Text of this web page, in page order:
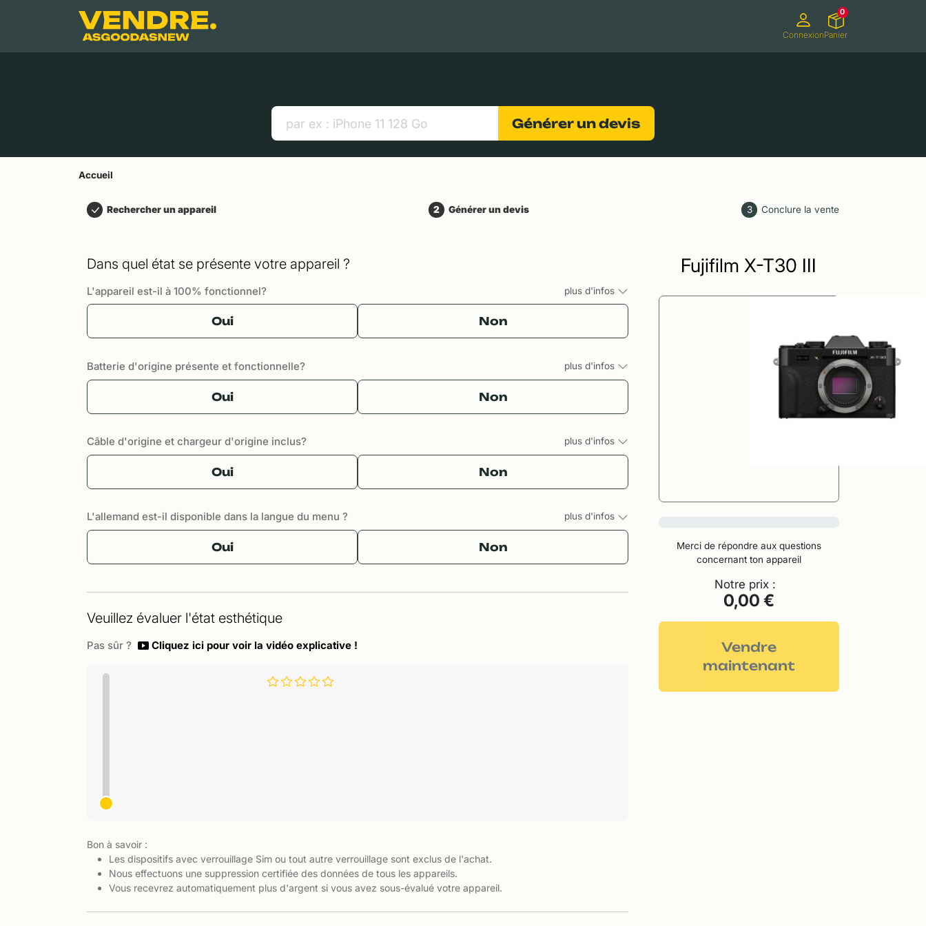
Contenu principal
ConnexionPanier
0
Générer un devis
Accueil
Rechercher un appareil 2 Générer un devis 3 Conclure la vente
Dans quel état se présente votre appareil ?
L'appareil est-il à 100% fonctionnel? plus d'infos
Oui Non
Batterie d'origine présente et fonctionnelle? plus d'infos
Oui Non
Câble d'origine et chargeur d'origine inclus? plus d'infos
Oui Non
L'allemand est-il disponible dans la langue du menu ? plus d'infos
Oui Non
Veuillez évaluer l'état esthétique
Pas sûr ? Cliquez ici pour voir la vidéo explicative !
Bon à savoir :
Les dispositifs avec verrouillage Sim ou tout autre verrouillage sont exclus de l'achat.
Nous effectuons une suppression certifiée des données de tous les appareils.
Vous recevrez automatiquement plus d'argent si vous avez sous-évalué votre appareil.
Fujifilm X-T30 III
Merci de répondre aux questions
concernant ton appareil
Notre prix :
0,00 €
Vendre
maintenant